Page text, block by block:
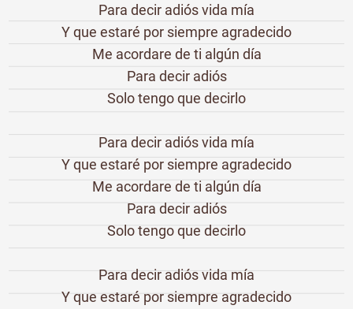
Para decir adiós vida mía
Y que estaré por siempre agradecido
Me acordare de ti algún día
Para decir adiós
Solo tengo que decirlo
Para decir adiós vida mía
Y que estaré por siempre agradecido
Me acordare de ti algún día
Para decir adiós
Solo tengo que decirlo
Para decir adiós vida mía
Y que estaré por siempre agradecido